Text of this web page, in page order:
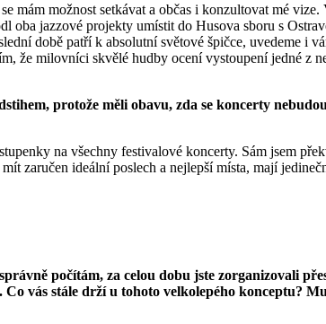
možnost setkávat a občas i konzultovat mé vize.
jazzové projekty umístit do Husova sboru s
době patří k absolutní světové špičce, uvedeme i
že milovníci skvělé hudby ocení vystoupení jedné z
protože měli obavu, zda se koncerty
na všechny festivalové koncerty. Sám jsem
zaručen ideální poslech a nejlepší místa, mají
počítám, za celou dobu jste zorganizovali
vás stále drží u tohoto velkolepého konceptu?